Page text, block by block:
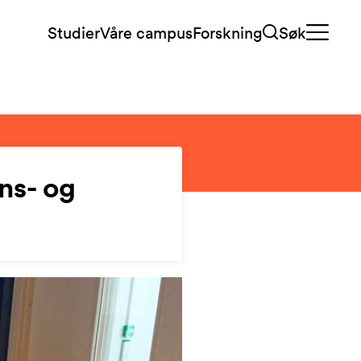
StudierVåre campusForskning Søk
og